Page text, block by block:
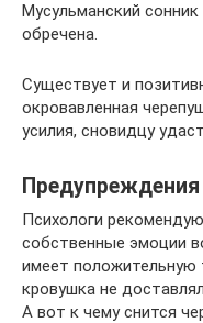
Мусульманский
обречена.
Существует и
окровавленная
усилия, сновидцу
Психологи
собственные эмоции
имеет положительную
кровушка не
А вот к чему снится